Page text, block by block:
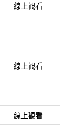
線上觀看
線上觀看
線上觀看